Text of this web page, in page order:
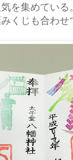
を集めてい
くじも合わ